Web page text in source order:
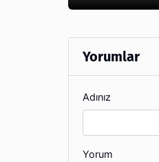
Yorumlar
Adınız
Yorum